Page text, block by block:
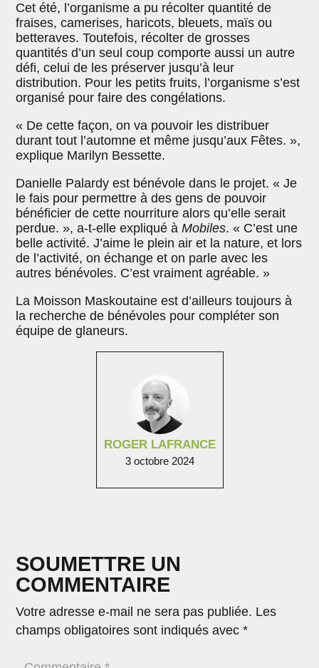
ROGER LAFRANCE
3 octobre 2024
Cet été, l’organisme a pu récolter quantité de
fraises, camerises, haricots, bleuets, maïs ou
betteraves. Toutefois, récolter de grosses
quantités d’un seul coup comporte aussi un autre
défi, celui de les préserver jusqu’à leur
distribution. Pour les petits fruits, l’organisme s’est
organisé pour faire des congélations.
« De cette façon, on va pouvoir les distribuer
durant tout l’automne et même jusqu’aux Fêtes. »,
explique Marilyn Bessette.
Danielle Palardy est bénévole dans le projet. « Je
le fais pour permettre à des gens de pouvoir
bénéficier de cette nourriture alors qu’elle serait
perdue. », a-t-elle expliqué àMobiles. « C’est une
belle activité. J’aime le plein air et la nature, et lors
de l’activité, on échange et on parle avec les
autres bénévoles. C’est vraiment agréable. »
La Moisson Maskoutaine est d’ailleurs toujours à
la recherche de bénévoles pour compléter son
équipe de glaneurs.
SOUMETTRE UN
COMMENTAIRE
Votre adresse e-mail ne sera pas publiée. Les
champs obligatoires sont indiqués avec*